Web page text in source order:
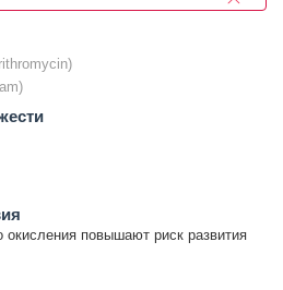
окисления повышают риск развития